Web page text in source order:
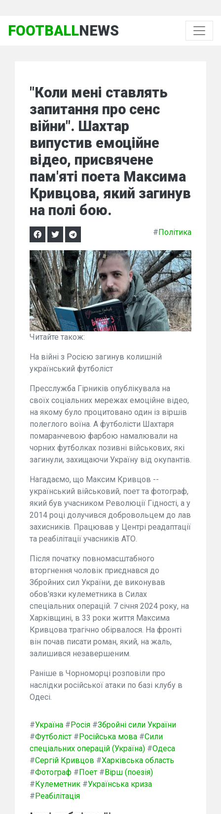
FOOTBALLNEWS
"Коли мені ставлять
запитання про сенс
війни". Шахтар
випустив емоційне
відео, присвячене
пам'яті поета Максима
Кривцова, який загинув
на полі бою.
#Політика
Читайте також:
На війні з Росією загинув колишній
український футболіст
Пресслужба Гірників опублікувала на
своїх соціальних мережах емоційне відео,
на якому було процитовано один із віршів
полеглого воїна. А футболісти Шахтаря
помаранчевою фарбою намалювали на
чорних футболках позивні військових, які
загинули, захищаючи Україну від окупантів.
Нагадаємо, що Максим Кривцов --
український військовий, поет та фотограф,
який був учасником Революції Гідності, а у
2014 році долучився добровольцем до лав
захисників. Працював у Центрі реадаптації
та реабілітації учасників АТО.
Після початку повномасштабного
вторгнення чоловік приєднався до
Збройних сил України, де виконував
обов'язки кулеметника в Силах
спеціальних операцій. 7 січня 2024 року, на
Харківщині, в 33 роки життя Максима
Кривцова трагічно обірвалося. На фронті
він почав писати роман, який, на жаль,
залишився незавершеним.
Раніше в Чорноморці розповіли про
наслідки російської атаки по базі клубу в
Одесі.
#Україна #Росія #Збройні сили України
#Футболіст #Російська мова #Сили
спеціальних операцій (Україна) #Одеса
#Сергій Кривцов #Харківська область
#Фотограф #Поет #Вірш (поезія)
#Кулеметник #Українська криза
#Реабілітація